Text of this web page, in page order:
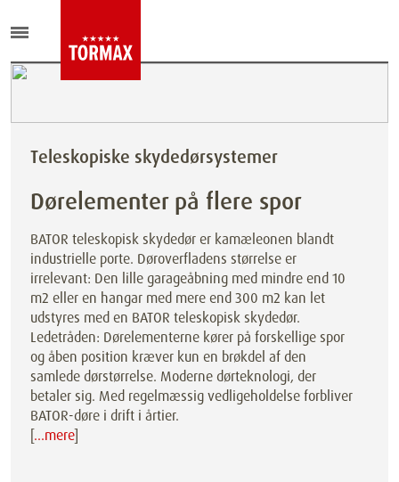
Teleskopiske skydedørsystemer
Dørelementer på flere spor
BATOR teleskopisk skydedør er kamæleonen blandt
industrielle porte. Døroverfladens størrelse er
irrelevant: Den lille garageåbning med mindre end 10
m2 eller en hangar med mere end 300 m2 kan let
udstyres med en BATOR teleskopisk skydedør.
Ledetråden: Dørelementerne kører på forskellige spor
og åben position kræver kun en brøkdel af den
samlede dørstørrelse. Moderne dørteknologi, der
betaler sig. Med regelmæssig vedligeholdelse forbliver
BATOR-døre i drift i årtier.
[…mere]